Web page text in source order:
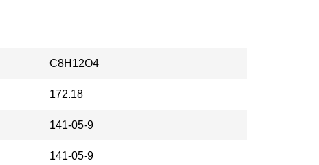
C8H12O4
172.18
141-05-9
141-05-9